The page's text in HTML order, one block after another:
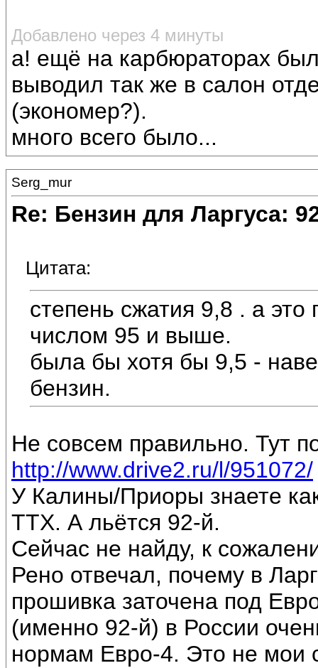
Добавлено через 4 минуты
а! ещё на карбюраторах
выводил так же в салон
(экономер?).
много всего было...
Serg_mur
Re: Бензин для Ларгуса:
Цитата:
степень сжатия 9,8 . а
числом 95 и выше.
была бы хотя бы 9,5 -
бензин.
Не совсем правильно. Тут
http://www.drive2.ru/l/951072/
У Калины/Приоры знаете
ТТХ. А льётся 92-й.
Сейчас не найду, к
Рено отвечал, почему в
прошивка заточена под
(именно 92-й) в России
нормам Евро-4. Это не мои